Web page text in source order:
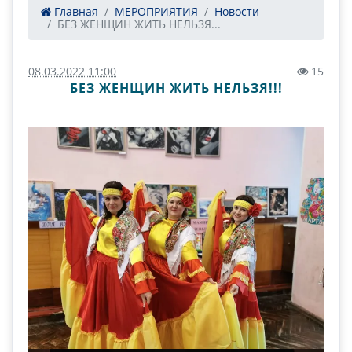
Главная МЕРОПРИЯТИЯ
Новости
БЕЗ ЖЕНЩИН ЖИТЬ НЕЛЬЗЯ...
08.03.2022 11:00 15
БЕЗ ЖЕНЩИН ЖИТЬ НЕЛЬЗЯ!!!